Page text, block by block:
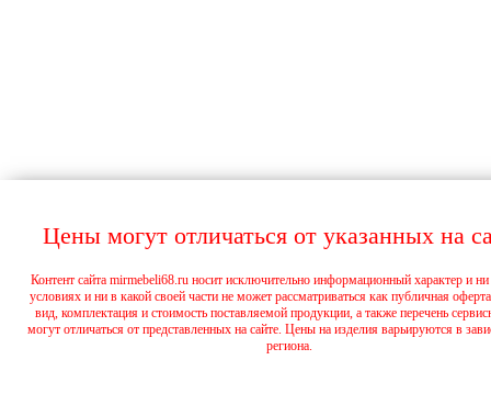
Цены могут отличаться от указанных на
Контент сайта mirmebeli68.ru носит исключительно информационный характер и
условиях и ни в какой своей части не может рассматриваться как публичная
вид, комплектация и стоимость поставляемой продукции, а также перечень
могут отличаться от представленных на сайте. Цены на изделия варьируются в
региона.